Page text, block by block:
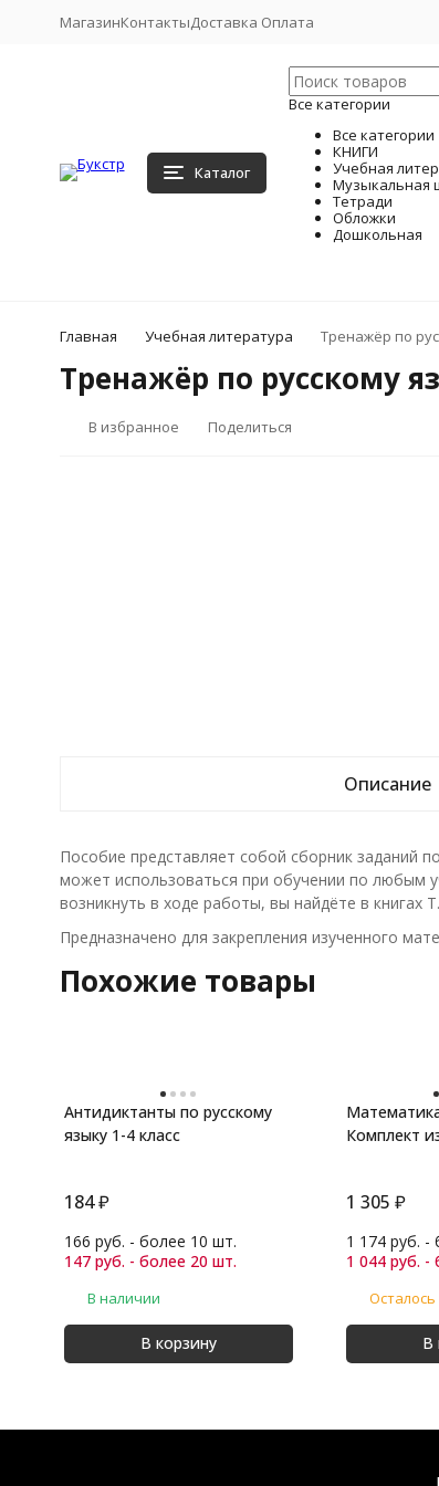
МагазинКонтактыДоставка Оплата
Каталог
Все категории
Все категории
КНИГИ
Учебная
Музыкальная
Тетради
Обложки
Дошкольная
Главная Учебная литература Тренажёр по
Тренажёр по русскому
В избранное Поделиться
Описание
Пособие представляет собой сборник заданий
может использоваться при обучении по любым
возникнуть в ходе работы, вы найдёте в книгах
Предназначено для закрепления изученного
Похожие товары
Антидиктанты по русскому
языку 1-4 класс
184 ₽
166 руб. - более 10 шт.
147 руб. - более 20 шт.
В наличии
В корзину
Комплект
1 305 ₽
1 174 руб. -
1 044 руб. -
В